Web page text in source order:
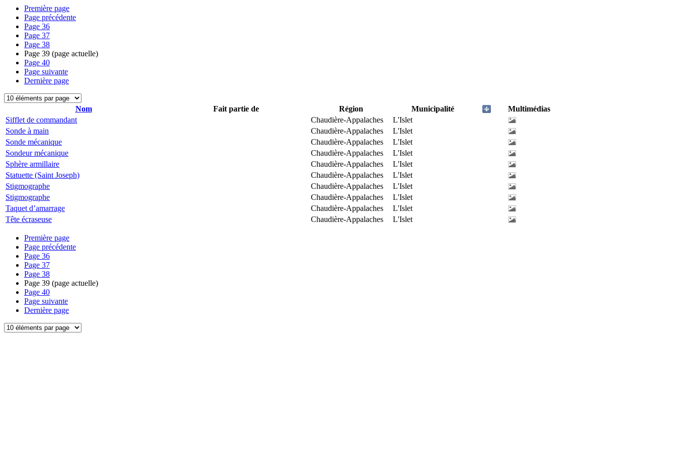
Première page
Page précédente
Page 36
Page 37
Page 38
Page 39 (page actuelle)
Page 40
Page suivante
Dernière page
Nom Fait partie de Région Municipalité
Multimédias
Sifflet de commandant
Chaudière-Appalaches
L'Islet
Sonde à main
Chaudière-Appalaches
L'Islet
Sonde mécanique
Chaudière-Appalaches
L'Islet
Sondeur mécanique
Chaudière-Appalaches
L'Islet
Sphère armillaire
Chaudière-Appalaches
L'Islet
Statuette (Saint Joseph)
Chaudière-Appalaches
L'Islet
Stigmographe
Chaudière-Appalaches
L'Islet
Stigmographe
Chaudière-Appalaches
L'Islet
Taquet d’amarrage
Chaudière-Appalaches
L'Islet
Tête écraseuse
Chaudière-Appalaches L'Islet
Première page
Page précédente
Page 36
Page 37
Page 38
Page 39 (page actuelle)
Page 40
Page suivante
Dernière page